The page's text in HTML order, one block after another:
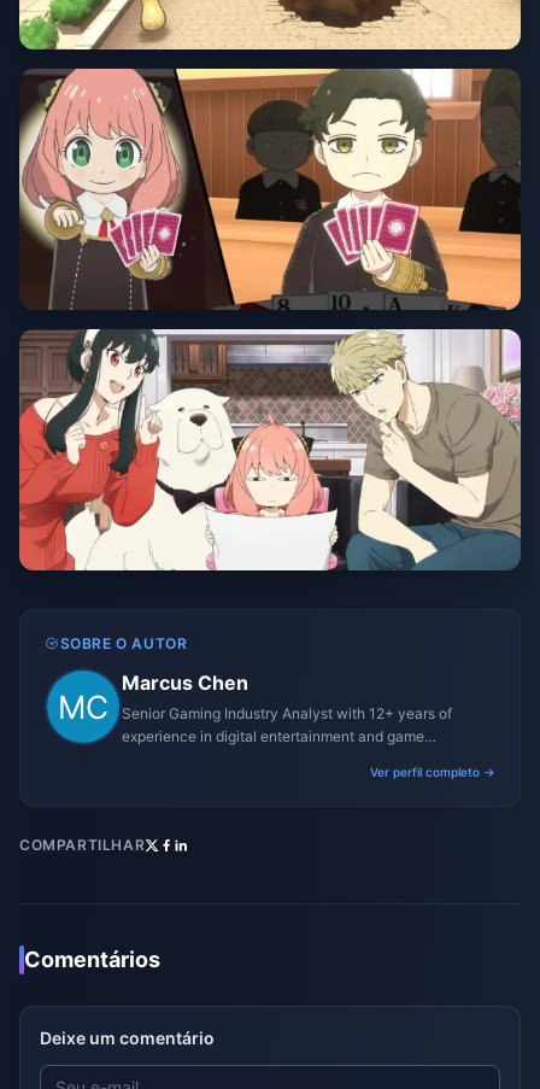
SOBRE O AUTOR
Marcus Chen
Senior Gaming Industry Analyst with 12+ years of
experience in digital entertainment and game
Ver perfil completo →
COMPARTILHAR
Comentários
Deixe um comentário